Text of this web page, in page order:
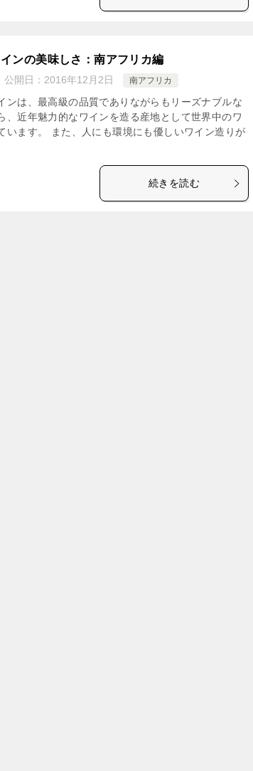
ンの美味しさ：南アフリカ編
公開日： 2016年12月2日 南アフリカ
ンは、最高級の品質でありながらもリーズナブルな
、近年魅力的なワインを造る産地として世界中のワ
います。 また、人にも環境にも優しいワイン造りが
続きを読む